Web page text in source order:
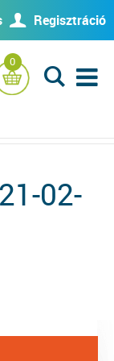
U Regisztráció
0
L
02-